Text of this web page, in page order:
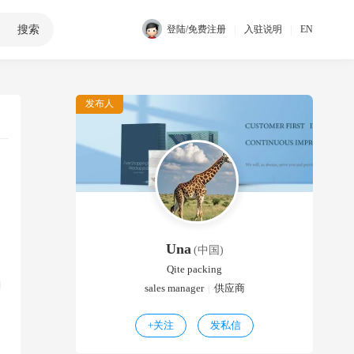
搜索 登陆/免费注册 入驻说明 EN
发布人
Una (中国)
Qite packing
sales manager
供应商
+关注 发私信